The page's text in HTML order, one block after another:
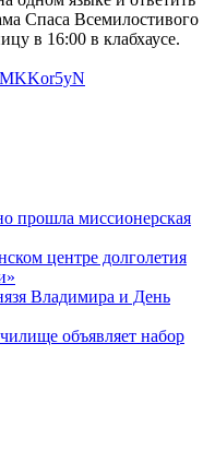
Спаса Всемилостивого
в 16:00 в клабхаусе.
MKKor5yN
прошла миссионерская
центре долголетия
Владимира и День
объявляет набор